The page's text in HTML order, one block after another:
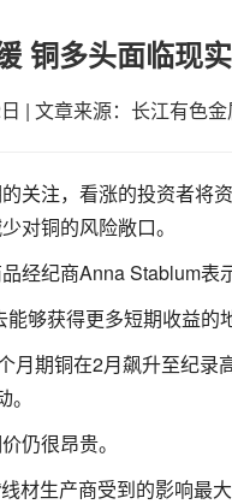
铜多头面临现
| 文章来源：长江有色金
关注，看涨的投资者将
对铜的风险敞口。
经纪商Anna Stablum表
能够获得更多短期收益
月期铜在2月飙升至纪
仍很昂贵。
材生产商受到的影响